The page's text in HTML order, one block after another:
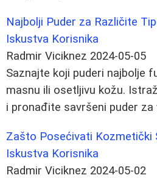
Najbolji Puder za Različite
Iskustva Korisnika
Radmir Viciknez 2024-05-05
Saznajte koji puderi najbolje
masnu ili osetljivu kožu.
i pronađite savršeni puder za
Zašto Posećivati Kozmetički
Iskustva Korisnika
Radmir Viciknez 2024-05-02